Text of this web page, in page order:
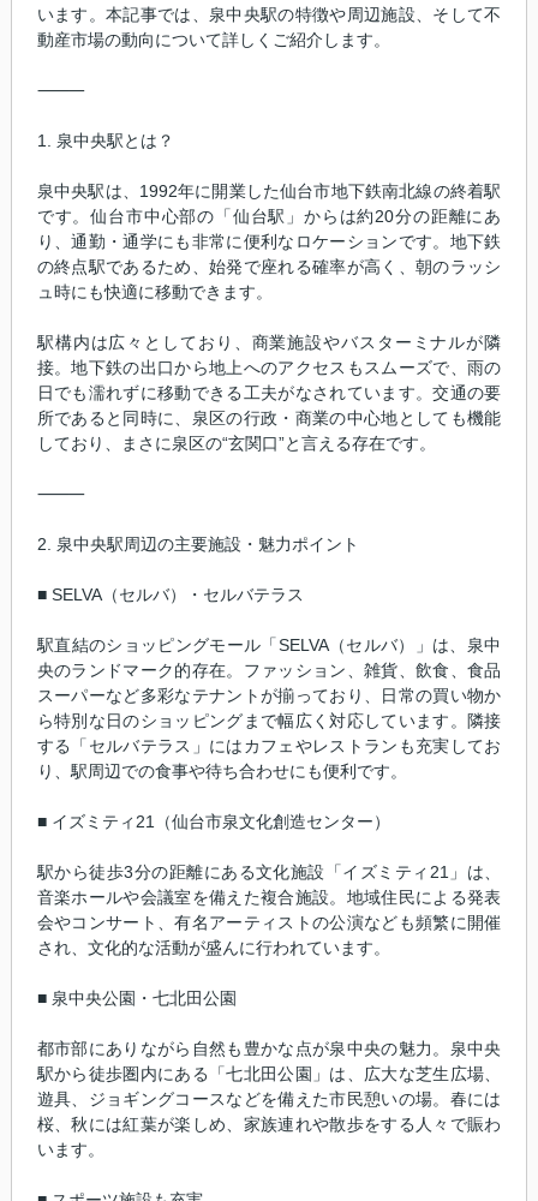
います。本記事では、泉中央駅の特徴や周辺施設、そして不
動産市場の動向について詳しくご紹介します。
⸻
1. 泉中央駅とは？
泉中央駅は、1992年に開業した仙台市地下鉄南北線の終着駅
です。仙台市中心部の「仙台駅」からは約20分の距離にあ
り、通勤・通学にも非常に便利なロケーションです。地下鉄
の終点駅であるため、始発で座れる確率が高く、朝のラッシ
ュ時にも快適に移動できます。
駅構内は広々としており、商業施設やバスターミナルが隣
接。地下鉄の出口から地上へのアクセスもスムーズで、雨の
日でも濡れずに移動できる工夫がなされています。交通の要
所であると同時に、泉区の行政・商業の中心地としても機能
しており、まさに泉区の“玄関口”と言える存在です。
⸻
2. 泉中央駅周辺の主要施設・魅力ポイント
■ SELVA（セルバ）・セルバテラス
駅直結のショッピングモール「SELVA（セルバ）」は、泉中
央のランドマーク的存在。ファッション、雑貨、飲食、食品
スーパーなど多彩なテナントが揃っており、日常の買い物か
ら特別な日のショッピングまで幅広く対応しています。隣接
する「セルバテラス」にはカフェやレストランも充実してお
り、駅周辺での食事や待ち合わせにも便利です。
■ イズミティ21（仙台市泉文化創造センター）
駅から徒歩3分の距離にある文化施設「イズミティ21」は、
音楽ホールや会議室を備えた複合施設。地域住民による発表
会やコンサート、有名アーティストの公演なども頻繁に開催
され、文化的な活動が盛んに行われています。
■ 泉中央公園・七北田公園
都市部にありながら自然も豊かな点が泉中央の魅力。泉中央
駅から徒歩圏内にある「七北田公園」は、広大な芝生広場、
遊具、ジョギングコースなどを備えた市民憩いの場。春には
桜、秋には紅葉が楽しめ、家族連れや散歩をする人々で賑わ
います。